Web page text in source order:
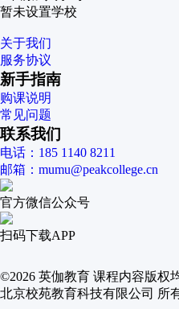
暂未设置学校
关于我们
服务协议
新手指南
购课说明
常见问题
联系我们
电话：185 1140 8211
邮箱：mumu@peakcollege.cn
官方微信公众号
扫码下载APP
©2026 英伽教育 课程内容版权
北京校苑教育科技有限公司 所